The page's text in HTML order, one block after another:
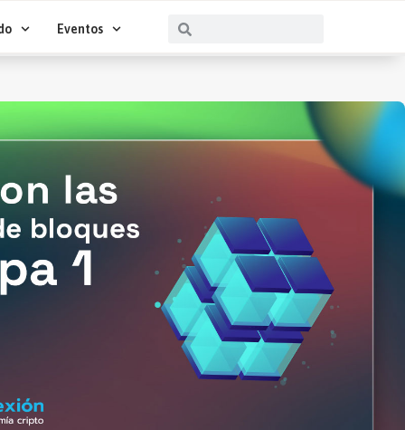
Eventos Buscar